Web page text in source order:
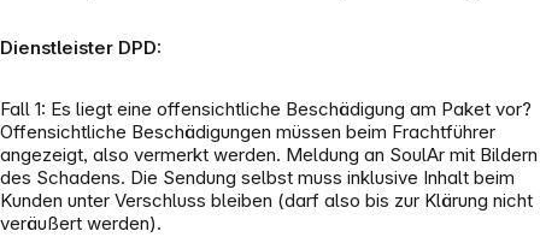
Dienstleister DPD:
Fall 1: Es liegt eine offensichtliche Beschädigung am Paket vor?
Offensichtliche Beschädigungen müssen beim Frachtführer
angezeigt, also vermerkt werden. Meldung an SoulAr mit Bildern
des Schadens. Die Sendung selbst muss inklusive Inhalt beim
Kunden unter Verschluss bleiben (darf also bis zur Klärung nicht
veräußert werden).